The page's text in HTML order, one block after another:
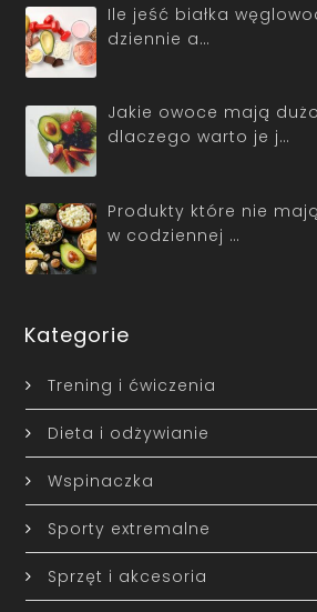
Ile jeść białka
dziennie a…
Jakie owoce mają
dlaczego warto je j…
Produkty które nie
w codziennej …
Kategorie
Trening i ćwiczenia
Dieta i odżywianie
Wspinaczka
Sporty extremalne
Sprzęt i akcesoria